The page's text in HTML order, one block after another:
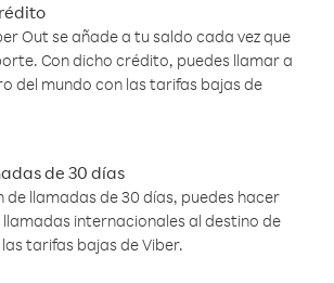
Out se añade a tu saldo cada vez que
Con dicho crédito, puedes llamar a
del mundo con las tarifas bajas de
de 30 días
de llamadas de 30 días, puedes hacer
internacionales al destino de
tarifas bajas de Viber.